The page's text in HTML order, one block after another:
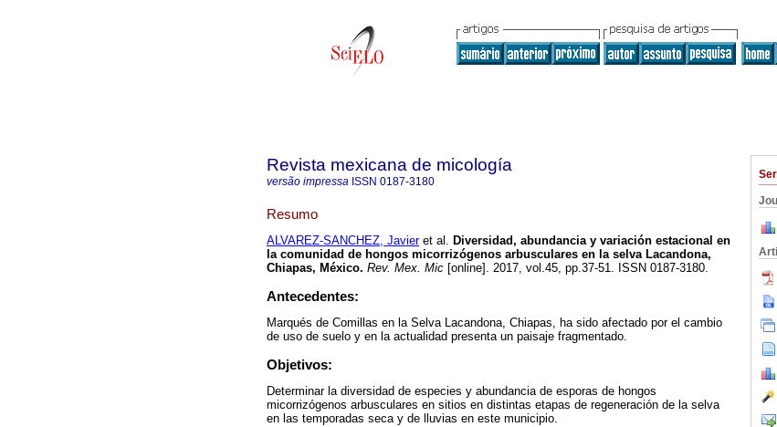
Revista mexicana de micología
versão impressa ISSN 0187-3180
Resumo
ALVAREZ-SANCHEZ, Javieret al. Diversidad, abundancia y variación estacional en
la comunidad de hongos micorrizógenos arbusculares en la selva Lacandona,
Chiapas, México. Rev. Mex. Mic [online]. 2017, vol.45, pp.37-51. ISSN 0187-3180.
Antecedentes:
Marqués de Comillas en la Selva Lacandona, Chiapas, ha sido afectado por el cambio
de uso de suelo y en la actualidad presenta un paisaje fragmentado.
Objetivos:
Determinar la diversidad de especies y abundancia de esporas de hongos
micorrizógenos arbusculares en sitios en distintas etapas de regeneración de la selva
en las temporadas seca y de lluvias en este municipio.